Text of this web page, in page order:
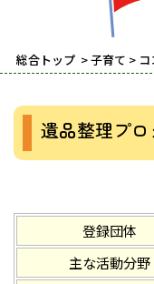
総合トップ >子育て >
遺品整理プ
登録団体
主な活動分野